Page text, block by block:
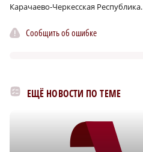
Карачаево-Черкесская Республика.
Сообщить об ошибке
ЕЩЁ НОВОСТИ ПО ТЕМЕ